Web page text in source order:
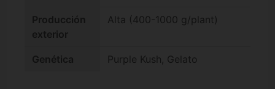
Producción
exterior
Alta (400-1000 g/plant)
Genética Purple Kush, Gelato